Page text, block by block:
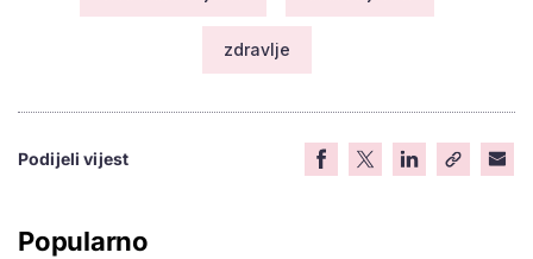
zdravlje
Podijeli vijest
Popularno